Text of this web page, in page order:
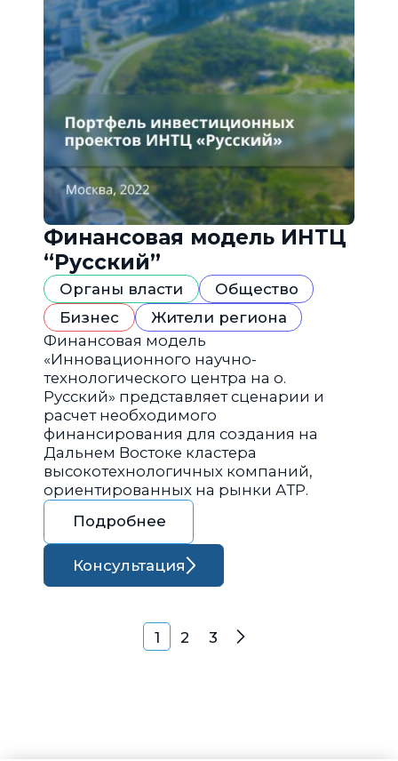
Финансовая модель ИНТЦ
“Русский”
Органы власти
Общество
Бизнес
Жители региона
Финансовая модель
«Инновационного научно-
технологического центра на о.
Русский» представляет сценарии и
расчет необходимого
финансирования для создания на
Дальнем Востоке кластера
высокотехнологичных компаний,
ориентированных на рынки АТР.
Подробнее
Консультация
Навигация по
1 2 3 Далее